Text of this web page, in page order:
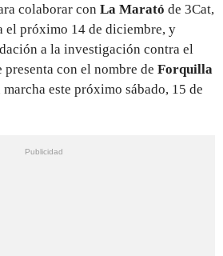
colaborar con La Marató de 3Cat,
el próximo 14 de diciembre, y
a la investigación contra el
con el nombre de Forquilla
marcha este próximo sábado, 15 de